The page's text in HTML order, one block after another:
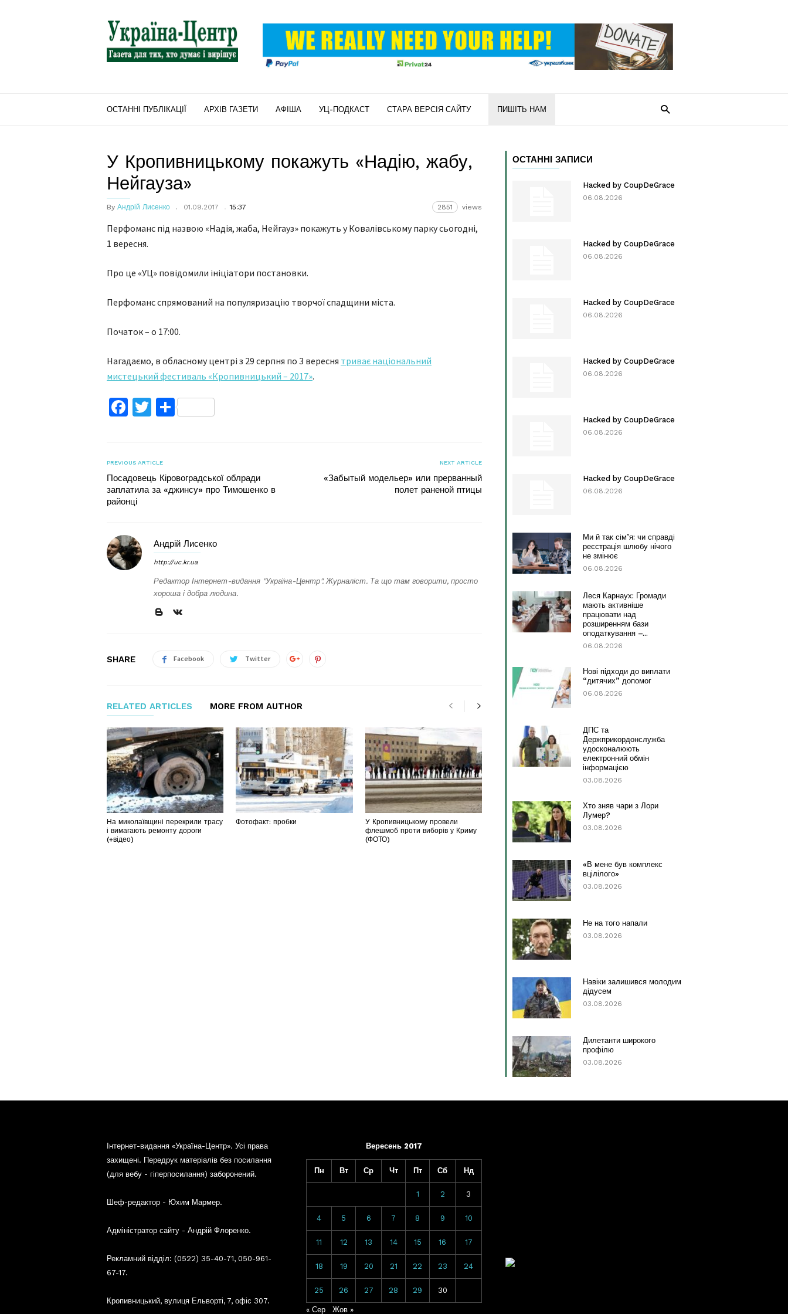
"Україна-
Центр"
ОСТАННІ ПУБЛІКАЦІЇ АРХІВ ГАЗЕТИ АФІША УЦ-ПОДКАСТ СТАРА ВЕРСІЯ САЙТУ ПИШІТЬ НАМ
У Кропивницькому покажуть «Надію, жабу,
Нейгауза»
By Андрій Лисенко 01.09.2017 15:37 2851 views
Перфоманс під назвою «Надія, жаба, Нейгауз» покажуть у Ковалівському парку сьогодні,
1 вересня.
Про це «УЦ» повідомили ініціатори постановки.
Перфоманс спрямований на популяризацію творчої спадщини міста.
Початок – о 17:00.
Нагадаємо, в обласному центрі з 29 серпня по 3 вересня триває національний
мистецький фестиваль «Кропивницький – 2017».
Facebook
TwitterПоділитися
PREVIOUS ARTICLE
Посадовець Кіровоградської облради
заплатила за «джинсу» про Тимошенко в
районці
NEXT ARTICLE
«Забытый модельер» или прерванный
полет раненой птицы
Андрій Лисенко
http://uc.kr.ua
Редактор Інтернет-видання "Україна-Центр". Журналіст. Та що там говорити, просто
хороша і добра людина.
SHARE Facebook Twitter
RELATED ARTICLES MORE FROM AUTHOR
На миколаївщині перекрили трасу
і вимагають ремонту дороги
(+відео)
Фотофакт: пробки
У Кропивницькому провели
флешмоб проти виборів у Криму
(ФОТО)
ОСТАННІ ЗАПИСИ
Hacked by CoupDeGrace
06.08.2026
Hacked by CoupDeGrace
06.08.2026
Hacked by CoupDeGrace
06.08.2026
Hacked by CoupDeGrace
06.08.2026
Hacked by CoupDeGrace
06.08.2026
Hacked by CoupDeGrace
06.08.2026
Ми й так сім’я: чи справді
реєстрація шлюбу нічого
не змінює
06.08.2026
Леся Карнаух: Громади
мають активніше
працювати над
розширенням бази
оподаткування –...
06.08.2026
Нові підходи до виплати
“дитячих” допомог
06.08.2026
ДПС та
Держприкордонслужба
удосконалюють
електронний обмін
інформацією
03.08.2026
Хто зняв чари з Лори
Лумер?
03.08.2026
«В мене був комплекс
вцілілого»
03.08.2026
Не на того напали
03.08.2026
Навіки залишився молодим
дідусем
03.08.2026
Дилетанти широкого
профілю
03.08.2026
Інтернет-видання «Україна-Центр». Усі права
захищені. Передрук матеріалів без посилання
(для вебу - гіперпосилання) заборонений.
Шеф-редактор - Юхим Мармер.
Адміністратор сайту - Андрій Флоренко.
Рекламний відділ: (0522) 35-40-71, 050-961-
67-17.
Кропивницький, вулиця Ельворті, 7, офіс 307.
Вересень 2017
Пн Вт Ср Чт Пт Сб Нд
1 2 3
4 5 6 7 8 9 10
11 12 13 14 15 16 17
18 19 20 21 22 23 24
25 26 27 28 29 30
« Сер Жов »